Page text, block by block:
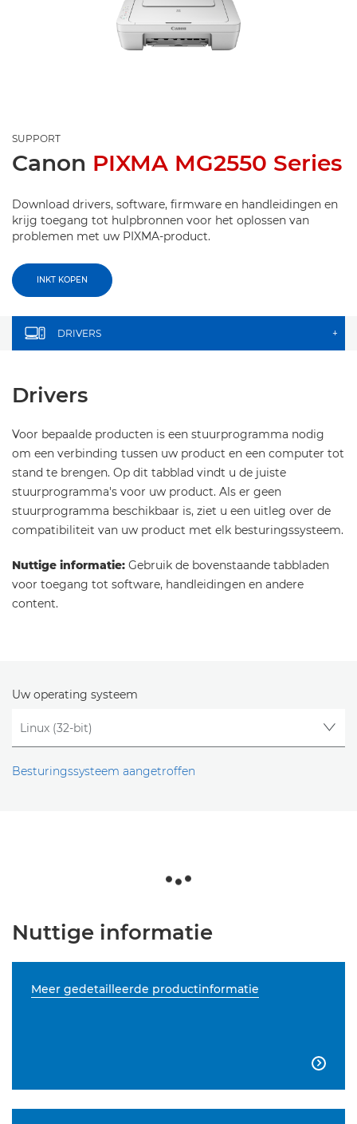
SUPPORT
Canon PIXMA MG2550 Series
Download drivers, software, firmware en handleidingen en
krijg toegang tot hulpbronnen voor het oplossen van
problemen met uw PIXMA-product.
INKT KOPEN
DRIVERS +
Drivers
Voor bepaalde producten is een stuurprogramma nodig
om een verbinding tussen uw product en een computer tot
stand te brengen. Op dit tabblad vindt u de juiste
stuurprogramma's voor uw product. Als er geen
stuurprogramma beschikbaar is, ziet u een uitleg over de
compatibiliteit van uw product met elk besturingssysteem.
Nuttige informatie: Gebruik de bovenstaande tabbladen
voor toegang tot software, handleidingen en andere
content.
Uw operating systeem
Besturingssysteem aangetroffen
Nuttige informatie
Meer gedetailleerde productinformatie
